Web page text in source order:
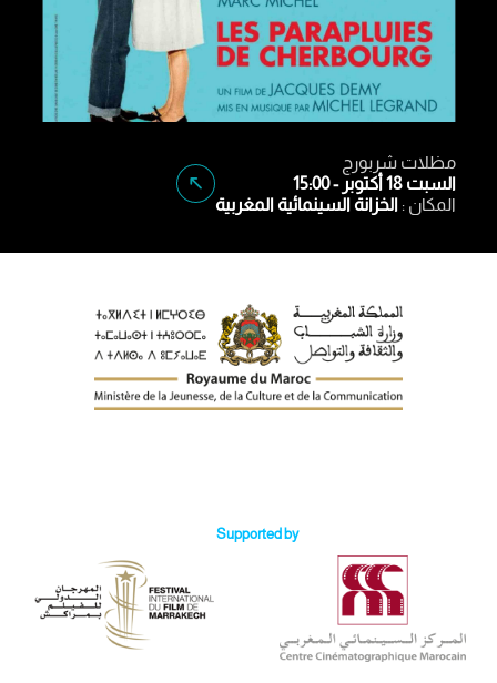
مظلات شربورج
السبت 18 أكتوبر - 15:00
المكان : الخزانة السينمائية المغربية
Supported by